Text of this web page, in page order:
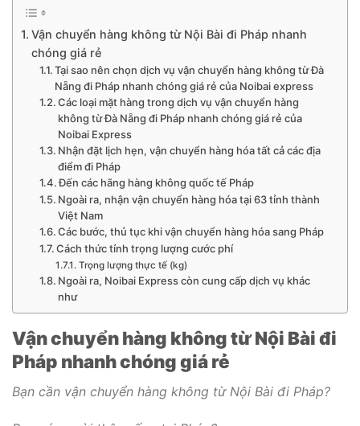
Vận chuyển hàng không từ Nội Bài đi Pháp nhanh
chóng giá rẻ
Tại sao nên chọn dịch vụ vận chuyển hàng không từ Đà
Nẵng đi Pháp nhanh chóng giá rẻ của Noibai express
Các loại mặt hàng trong dịch vụ vận chuyển hàng
không từ Đà Nẵng đi Pháp nhanh chóng giá rẻ của
Noibai Express
Nhận đặt lịch hẹn, vận chuyển hàng hóa tất cả các địa
điểm đi Pháp
Đến các hãng hàng không quốc tế Pháp
Ngoài ra, nhận vận chuyển hàng hóa tại 63 tỉnh thành
Việt Nam
Các bước, thủ tục khi vận chuyển hàng hóa sang Pháp
Cách thức tính trọng lượng cước phí
Trọng lượng thực tế (kg)
Ngoài ra, Noibai Express còn cung cấp dịch vụ khác
như
Vận chuyển hàng không từ Nội Bài đi
Pháp nhanh chóng giá rẻ
Bạn cần vận chuyển hàng không từ Nội Bài đi Pháp?